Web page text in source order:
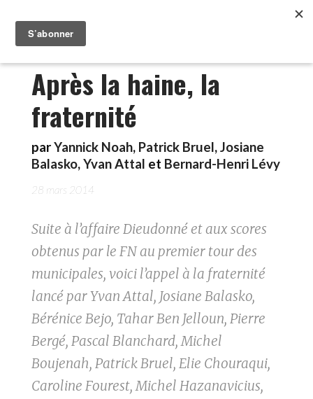
Après la haine, la
fraternité
parYannick Noah, Patrick Bruel,Josiane
Balasko,Yvan Attal et Bernard-Henri Lévy
28 mars 2014
Suite à l’affaire Dieudonné et aux scores
obtenus par le FN au premier tour des
municipales, voici l’appel à la fraternité
lancé par Yvan Attal, Josiane Balasko,
Bérénice Bejo, Tahar Ben Jelloun, Pierre
Bergé, Pascal Blanchard, Michel
Boujenah, Patrick Bruel, Elie Chouraqui,
Caroline Fourest, Michel Hazanavicius,